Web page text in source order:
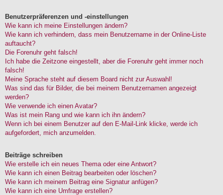
Benutzerpräferenzen und -einstellungen
Wie kann ich meine Einstellungen ändern?
Wie kann ich verhindern, dass mein Benutzername in der Online-Liste
auftaucht?
Die Forenuhr geht falsch!
Ich habe die Zeitzone eingestellt, aber die Forenuhr geht immer noch
falsch!
Meine Sprache steht auf diesem Board nicht zur Auswahl!
Was sind das für Bilder, die bei meinem Benutzernamen angezeigt
werden?
Wie verwende ich einen Avatar?
Was ist mein Rang und wie kann ich ihn ändern?
Wenn ich bei einem Benutzer auf den E-Mail-Link klicke, werde ich
aufgefordert, mich anzumelden.
Beiträge schreiben
Wie erstelle ich ein neues Thema oder eine Antwort?
Wie kann ich einen Beitrag bearbeiten oder löschen?
Wie kann ich meinem Beitrag eine Signatur anfügen?
Wie kann ich eine Umfrage erstellen?